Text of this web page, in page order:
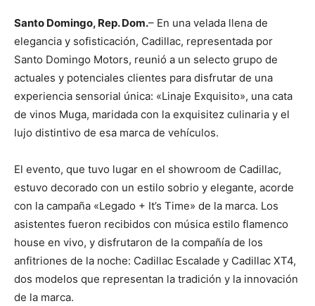
Santo Domingo, Rep. Dom.– En una velada llena de
elegancia y sofisticación, Cadillac, representada por
Santo Domingo Motors, reunió a un selecto grupo de
actuales y potenciales clientes para disfrutar de una
experiencia sensorial única: «Linaje Exquisito», una cata
de vinos Muga, maridada con la exquisitez culinaria y el
lujo distintivo de esa marca de vehículos.
El evento, que tuvo lugar en el showroom de Cadillac,
estuvo decorado con un estilo sobrio y elegante, acorde
con la campaña «Legado + It’s Time» de la marca. Los
asistentes fueron recibidos con música estilo flamenco
house en vivo, y disfrutaron de la compañía de los
anfitriones de la noche: Cadillac Escalade y Cadillac XT4,
dos modelos que representan la tradición y la innovación
de la marca.